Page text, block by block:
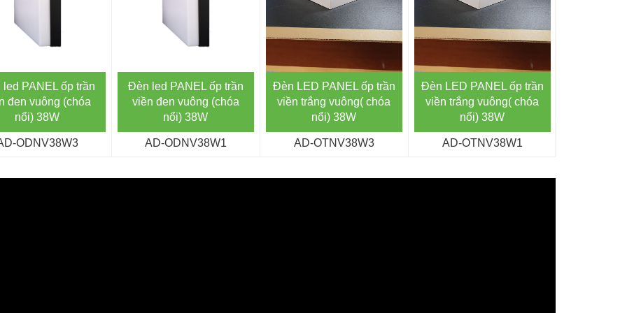
PANEL ốp trần
đen vuông (chóa
nổi) 38W
ODNV38W3
Đèn led PANEL ốp trần
viền đen vuông (chóa
nổi) 38W
AD-ODNV38W1
Đèn LED PANEL ốp trần
viền trắng vuông( chóa
nổi) 38W
AD-OTNV38W3
Đèn LED PANEL ốp trần
viền trắng vuông( chóa
nổi) 38W
AD-OTNV38W1